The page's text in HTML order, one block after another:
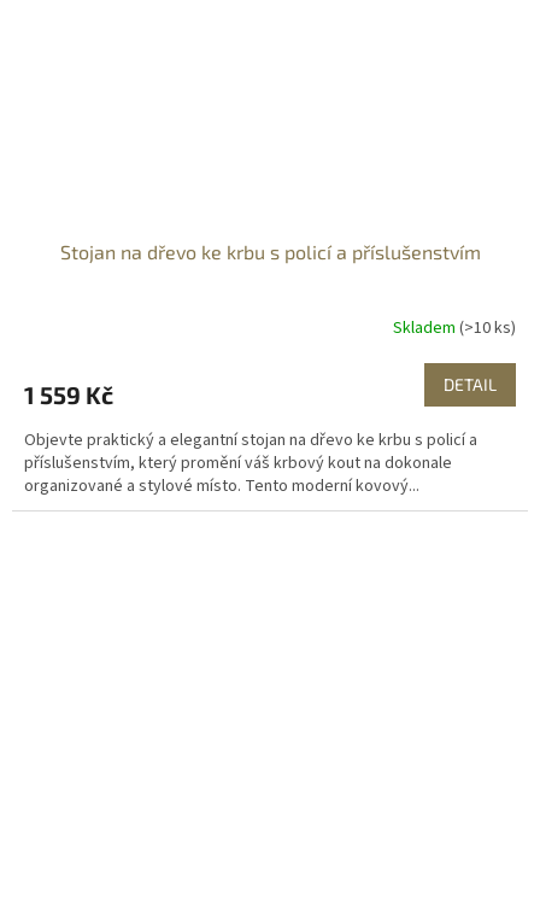
Stojan na dřevo ke krbu s policí a příslušenstvím
Skladem (>10 ks)
1 559 Kč DETAIL
Objevte praktický a elegantní stojan na dřevo ke krbu s policí a
příslušenstvím, který promění váš krbový kout na dokonale
organizované a stylové místo. Tento moderní kovový...